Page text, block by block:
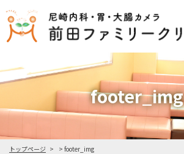
footer_img
トップページ footer_img